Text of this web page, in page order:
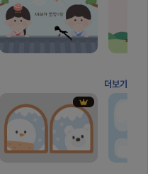
더보기